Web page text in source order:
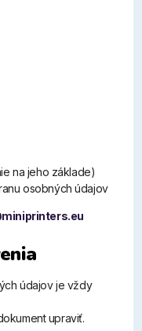
na jeho základe)
osobných údajov
údajov je vždy
upraviť.